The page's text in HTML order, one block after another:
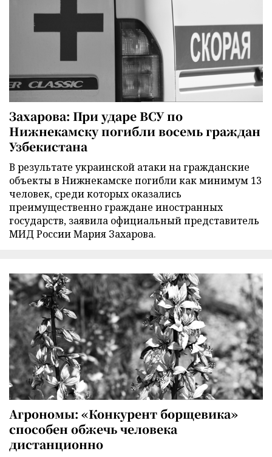
Захарова: При ударе ВСУ по
Нижнекамску погибли восемь граждан
Узбекистана
В результате украинской атаки на гражданские
объекты в Нижнекамске погибли как минимум 13
человек, среди которых оказались
преимущественно граждане иностранных
государств, заявила официальный представитель
МИД России Мария Захарова.
Агрономы: «Конкурент борщевика»
способен обжечь человека
дистанционно